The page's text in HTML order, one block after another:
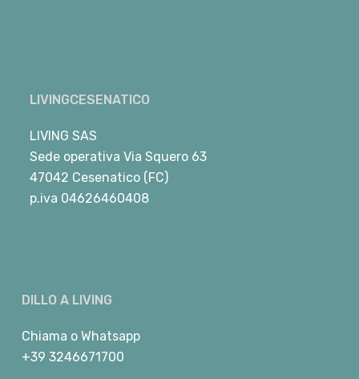
LIVINGCESENATICO
LIVING SAS
Sede operativa Via Squero 63
47042 Cesenatico (FC)
p.iva 04626460408
DILLO A LIVING
Chiama o Whatsapp
+39 3246671700